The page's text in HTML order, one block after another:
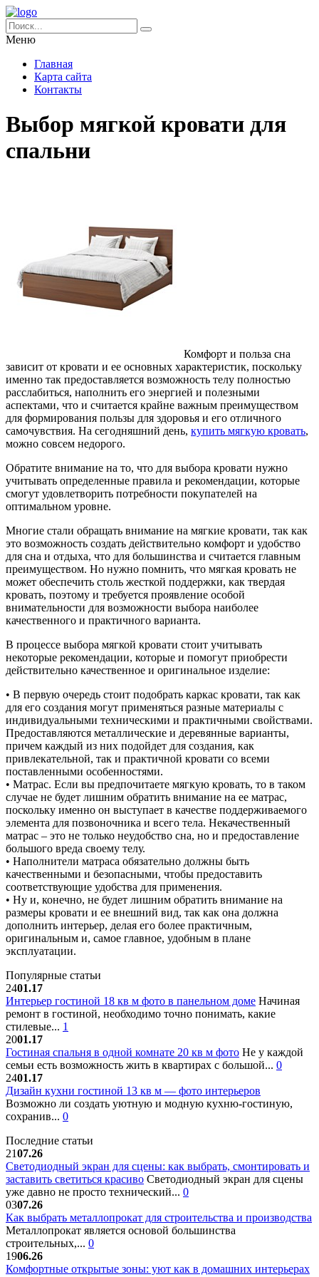
Меню
Главная
Карта сайта
Контакты
Выбор мягкой кровати для
спальни
Комфорт и польза сна
зависит от кровати и ее основных характеристик, поскольку
именно так предоставляется возможность телу полностью
расслабиться, наполнить его энергией и полезными
аспектами, что и считается крайне важным преимуществом
для формирования пользы для здоровья и его отличного
самочувствия. На сегодняшний день, купить мягкую кровать,
можно совсем недорого.
Обратите внимание на то, что для выбора кровати нужно
учитывать определенные правила и рекомендации, которые
смогут удовлетворить потребности покупателей на
оптимальном уровне.
Многие стали обращать внимание на мягкие кровати, так как
это возможность создать действительно комфорт и удобство
для сна и отдыха, что для большинства и считается главным
преимуществом. Но нужно помнить, что мягкая кровать не
может обеспечить столь жесткой поддержки, как твердая
кровать, поэтому и требуется проявление особой
внимательности для возможности выбора наиболее
качественного и практичного варианта.
В процессе выбора мягкой кровати стоит учитывать
некоторые рекомендации, которые и помогут приобрести
действительно качественное и оригинальное изделие:
• В первую очередь стоит подобрать каркас кровати, так как
для его создания могут применяться разные материалы с
индивидуальными техническими и практичными свойствами.
Предоставляются металлические и деревянные варианты,
причем каждый из них подойдет для создания, как
привлекательной, так и практичной кровати со всеми
поставленными особенностями.
• Матрас. Если вы предпочитаете мягкую кровать, то в таком
случае не будет лишним обратить внимание на ее матрас,
поскольку именно он выступает в качестве поддерживаемого
элемента для позвоночника и всего тела. Некачественный
матрас – это не только неудобство сна, но и предоставление
большого вреда своему телу.
• Наполнители матраса обязательно должны быть
качественными и безопасными, чтобы предоставить
соответствующие удобства для применения.
• Ну и, конечно, не будет лишним обратить внимание на
размеры кровати и ее внешний вид, так как она должна
дополнить интерьер, делая его более практичным,
оригинальным и, самое главное, удобным в плане
эксплуатации.
Популярные статьи
2401.17
Интерьер гостиной 18 кв м фото в панельном доме Начиная
ремонт в гостиной, необходимо точно понимать, какие
стилевые... 1
2001.17
Гостиная спальня в одной комнате 20 кв м фото Не у каждой
семьи есть возможность жить в квартирах с большой... 0
2401.17
Дизайн кухни гостиной 13 кв м — фото интерьеров
Возможно ли создать уютную и модную кухню-гостиную,
сохранив... 0
Последние статьи
2107.26
Светодиодный экран для сцены: как выбрать, смонтировать и
заставить светиться красиво Светодиодный экран для сцены
уже давно не просто технический... 0
0307.26
Как выбрать металлопрокат для строительства и производства
Металлопрокат является основой большинства
строительных,... 0
1906.26
Комфортные открытые зоны: уют как в домашних интерьерах